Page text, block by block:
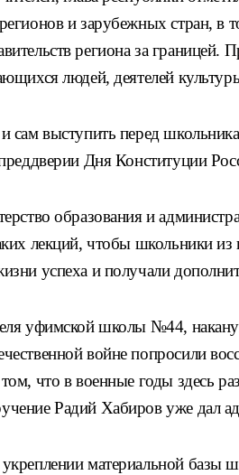
и зарубежных стран, в
региона за границей.
людей, деятелей
сам выступить перед
Дня Конституции
образования и
лекций, чтобы школьники
успеха и получали
уфимской школы №44,
войне попросили
что в военные годы здесь
Радий Хабиров уже дал
материальной базы